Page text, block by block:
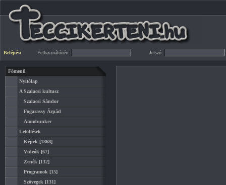
Belépés: Felhasználónév: Jelszó:
Főmenü
Nyitólap
A Szalacsi kultusz
Szalacsi Sándor
Fogarassy Árpád
Atombunker
Letöltések
Képek [1868]
Videók [67]
Zenék [132]
Programok [15]
Szövegek [131]